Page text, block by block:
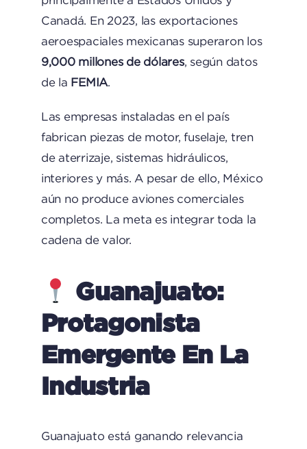
Canadá. En 2023, las exportaciones
aeroespaciales mexicanas superaron los
9,000 millones de dólares, según datos
de la FEMIA.
Las empresas instaladas en el país
fabrican piezas de motor, fuselaje, tren
de aterrizaje, sistemas hidráulicos,
interiores y más. A pesar de ello, México
aún no produce aviones comerciales
completos. La meta es integrar toda la
cadena de valor.
Guanajuato:
Protagonista
Emergente En La
Industria
Guanajuato está ganando relevancia